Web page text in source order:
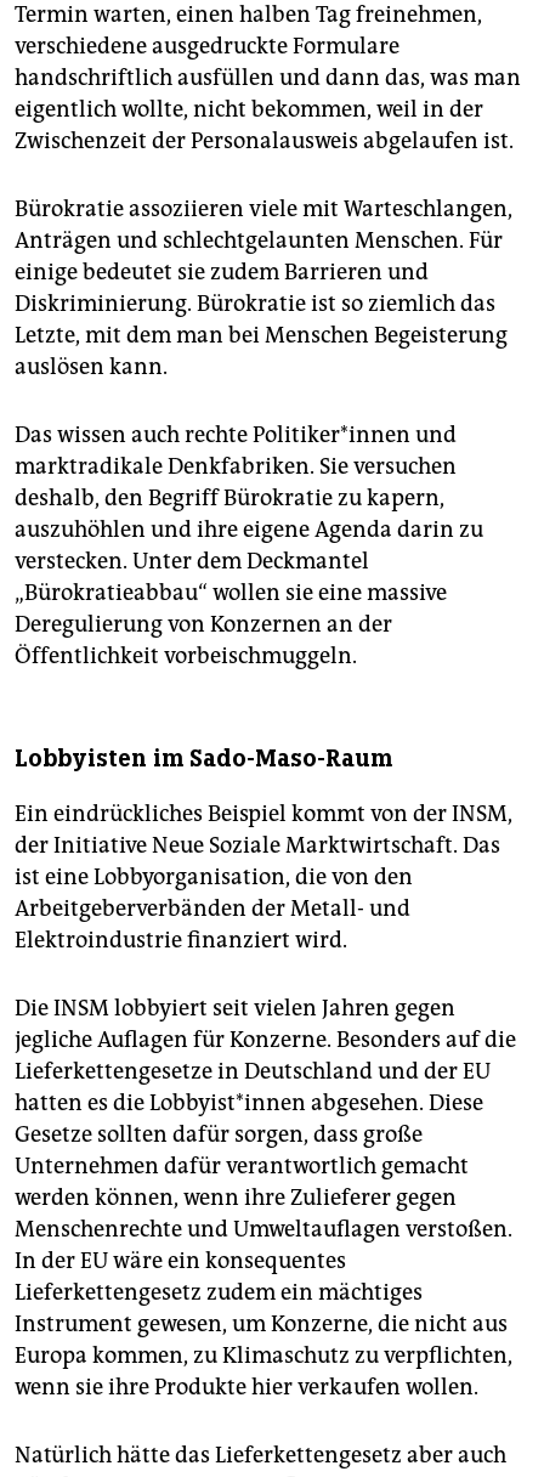
Termin warten, einen halben Tag freinehmen,
verschiedene ausgedruckte Formulare
handschriftlich ausfüllen und dann das, was man
eigentlich wollte, nicht bekommen, weil in der
Zwischenzeit der Personalausweis abgelaufen ist.
Bürokratie assoziieren viele mit Warteschlangen,
Anträgen und schlechtgelaunten Menschen. Für
einige bedeutet sie zudem Barrieren und
Diskriminierung. Bürokratie ist so ziemlich das
Letzte, mit dem man bei Menschen Begeisterung
auslösen kann.
Das wissen auch rechte Po­li­ti­ke­r*in­nen und
marktradikale Denkfabriken. Sie versuchen
deshalb, den Begriff Bürokratie zu kapern,
auszuhöhlen und ihre eigene Agenda darin zu
verstecken. Unter dem Deckmantel
„Bürokratieabbau“ wollen sie eine massive
Deregulierung von Konzernen an der
Öffentlichkeit vorbeischmuggeln.
Lobbyisten im Sado-Maso-Raum
Ein eindrückliches Beispiel kommt von der INSM,
der Initiative Neue Soziale Marktwirtschaft. Das
ist eine Lobbyorganisation, die von den
Arbeitgeberverbänden der Metall- und
Elektroindustrie finanziert wird.
Die INSM lobbyiert seit vielen Jahren gegen
jegliche Auflagen für Konzerne. Besonders auf die
Lieferkettengesetze in Deutschland und der EU
hatten es die Lob­by­is­t*in­nen abgesehen. Diese
Gesetze sollten dafür sorgen, dass große
Unternehmen dafür verantwortlich gemacht
werden können, wenn ihre Zulieferer gegen
Menschenrechte und Umweltauflagen verstoßen.
In der EU wäre ein konsequentes
Lieferkettengesetz zudem ein mächtiges
Instrument gewesen, um Konzerne, die nicht aus
Europa kommen, zu Klimaschutz zu verpflichten,
wenn sie ihre Produkte hier verkaufen wollen.
Natürlich hätte das Lieferkettengesetz aber auch